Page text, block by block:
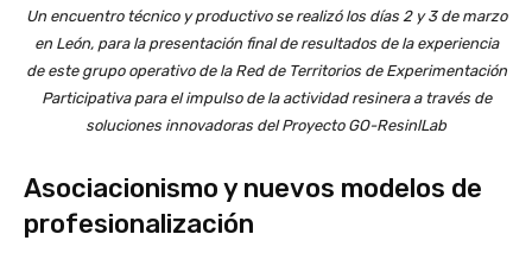
Un encuentro técnico y productivo se realizó los días 2 y 3 de marzo
en León, para la presentación final de resultados de la experiencia
de este grupo operativo de la Red de Territorios de Experimentación
Participativa para el impulso de la actividad resinera a través de
soluciones innovadoras del Proyecto GO-ResinlLab
Asociacionismo y nuevos modelos de
profesionalización